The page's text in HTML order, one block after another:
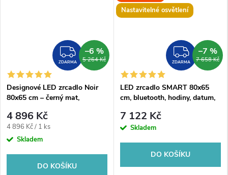
ZDARMA
ZDARMA 5 264 Kč
–6 %
Designové LED zrcadlo Noir
80x65 cm – černý mat,
4 896 Kč
Měrná
cena:
4 896 Kč / 1 ks
Skladem
DO KOŠÍKU
Nastavitelné osvětlení
ZDARMA 7 658 Kč
–7 %
LED zrcadlo SMART 80x65
cm, bluetooth, hodiny, datum,
7 122 Kč
Skladem
DO KOŠÍKU